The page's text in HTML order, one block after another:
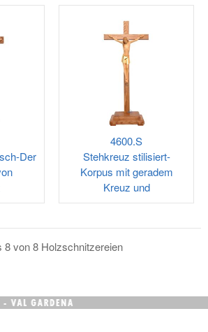
Der
4600.S
Stehkreuz stilisiert-
Korpus mit geradem
Kreuz und
8 von 8 Holzschnitzereien